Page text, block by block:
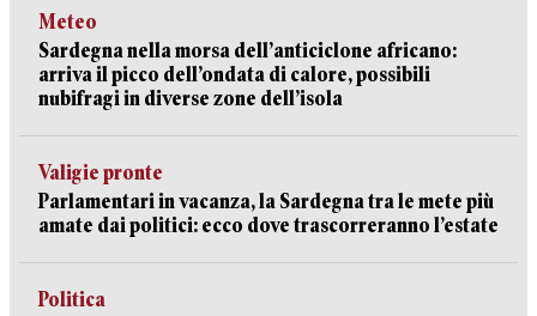
Meteo
Sardegna nella morsa dell’anticiclone africano:
arriva il picco dell’ondata di calore, possibili
nubifragi in diverse zone dell’isola
Valigie pronte
Parlamentari in vacanza, la Sardegna tra le mete più
amate dai politici: ecco dove trascorreranno l’estate
Politica